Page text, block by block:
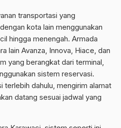
transportasi yang
kota lain menggunakan
hingga menengah. Armada
lain Avanza, Innova, Hiace, dan
yang berangkat dari terminal,
sistem reservasi.
terlebih dahulu, mengirim alamat
datang sesuai jadwal yang